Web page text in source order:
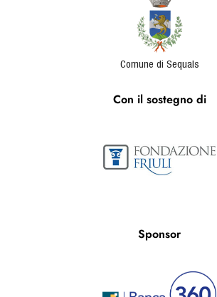
Comune di Sequals
Con il sostegno di
Sponsor